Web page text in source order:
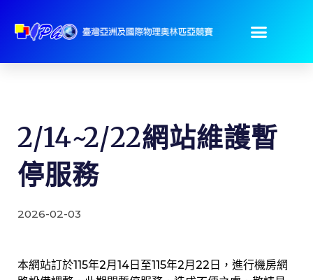
2/14~2/22網站維護暫
停服務
2026-02-03
本網站訂於115年2月14日至115年2月22日，進行機房網